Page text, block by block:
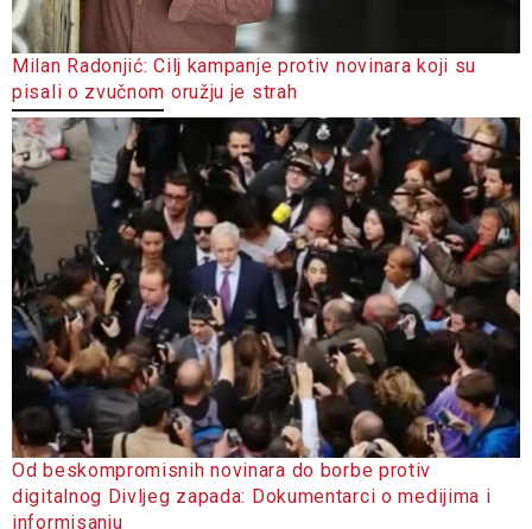
Milan Radonjić: Cilj kampanje protiv novinara koji su
pisali o zvučnom oružju je strah
Od beskompromisnih novinara do borbe protiv
digitalnog Divljeg zapada: Dokumentarci o medijima i
informisanju